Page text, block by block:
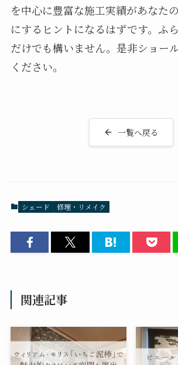
を中心に豊富な施工実績があなた
にするヒントになるはずです。ふ
だけでも構いません。是非ショー
ください。
一覧へ戻る
シェード 修理・リメイク
関連記事